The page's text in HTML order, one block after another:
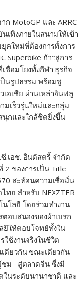
MotoGP และ ARRC
เทิงภายในสนามให้เข้า
คใหม่ที่ต้องการทั้งการ
Superbike ก้าวสู่การ
ชื่อมโยงทั้งกีฬา ธุรกิจ
นรูปธรรม พร้อมชู
เอเชีย ผ่านเหล่าอินฟลู
มเร็วรุ่นใหม่และกลุ่ม
นุกและใกล้ชิดยิ่งขึ้น
.เอช. อินดัสตรี้ จำกัด
2 ของการเป็น Title
สะท้อนความเชื่อมั่น
ทย สำหรับ NEXZTER
โลยี โดยร่วมทำงาน
อบสนองของผ้าเบรก
ยีให้ตอบโจทย์ทั้งใน
ใช้งานจริงในชีวิต
ดียวกัน ขณะเดียวกัน
ชม สู่ตลาดจีน ซึ่งมี
ในระดับนานาชาติ และ